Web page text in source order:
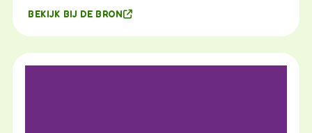
BEKIJK BIJ DE BRON